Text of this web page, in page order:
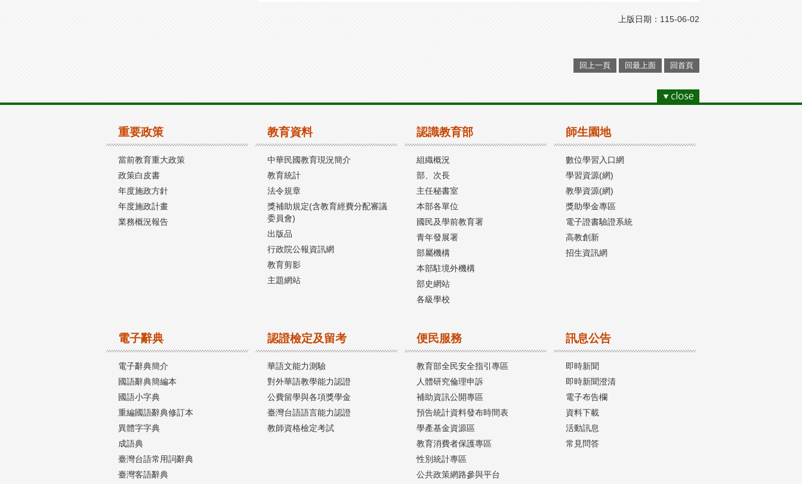
上版日期：115-06-02
回上一頁 回最上面 回首頁
重要政策
當前教育重大政策
政策白皮書
年度施政方針
年度施政計畫
業務概況報告
教育資料
中華民國教育現況簡介
教育統計
法令規章
獎補助規定(含教育經費分配審議
委員會)
出版品
行政院公報資訊網
教育剪影
主題網站
認識教育部
組織概況
部、次長
主任秘書室
本部各單位
國民及學前教育署
青年發展署
部屬機構
本部駐境外機構
部史網站
各級學校
師生園地
數位學習入口網
學習資源(網)
教學資源(網)
獎助學金專區
電子證書驗證系統
高教創新
招生資訊網
電子辭典
電子辭典簡介
國語辭典簡編本
國語小字典
重編國語辭典修訂本
異體字字典
成語典
臺灣台語常用詞辭典
臺灣客語辭典
認證檢定及留考
華語文能力測驗
對外華語教學能力認證
公費留學與各項獎學金
臺灣台語語言能力認證
教師資格檢定考試
便民服務
教育部全民安全指引專區
人體研究倫理申訴
補助資訊公開專區
預告統計資料發布時間表
學產基金資源區
教育消費者保護專區
性別統計專區
公共政策網路參與平台
訊息公告
即時新聞
即時新聞澄清
電子布告欄
資料下載
活動訊息
常見問答